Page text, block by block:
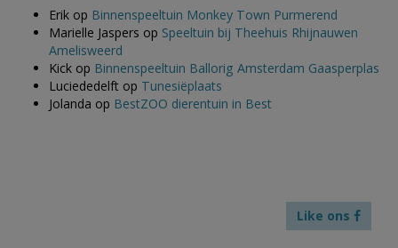
Erik op Binnenspeeltuin Monkey Town Purmerend
Marielle Jaspers op Speeltuin bij Theehuis Rhijnauwen
Amelisweerd
Kick op Binnenspeeltuin Ballorig Amsterdam Gaasperplas
Luciededelft op Tunesiëplaats
Jolanda op BestZOO dierentuin in Best
Like ons